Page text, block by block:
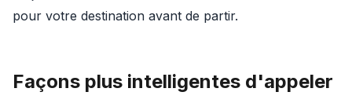
pour votre destination avant de partir.
Façons plus intelligentes d'appeler